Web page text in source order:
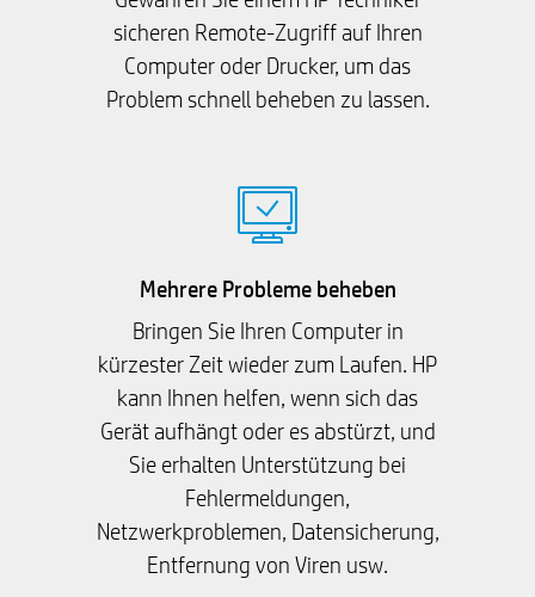
sicheren Remote-Zugriff auf Ihren
Computer oder Drucker, um das
Problem schnell beheben zu lassen.
Mehrere Probleme beheben
Bringen Sie Ihren Computer in
kürzester Zeit wieder zum Laufen. HP
kann Ihnen helfen, wenn sich das
Gerät aufhängt oder es abstürzt, und
Sie erhalten Unterstützung bei
Fehlermeldungen,
Netzwerkproblemen, Datensicherung,
Entfernung von Viren usw.